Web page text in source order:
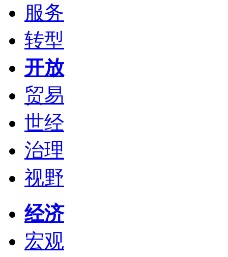
服务
转型
开放
贸易
世经
治理
视野
经济
宏观